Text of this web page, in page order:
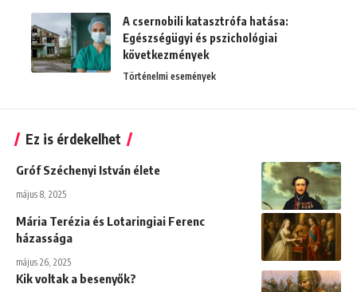
A csernobili katasztrófa hatása:
Egészségügyi és pszichológiai
következmények
Történelmi események
Ez is érdekelhet
Gróf Széchenyi István élete
május 8, 2025
Mária Terézia és Lotaringiai Ferenc
házassága
május 26, 2025
Kik voltak a besenyők?